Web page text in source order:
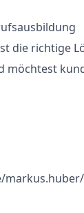
die richtige
möchtest
markus.huber/